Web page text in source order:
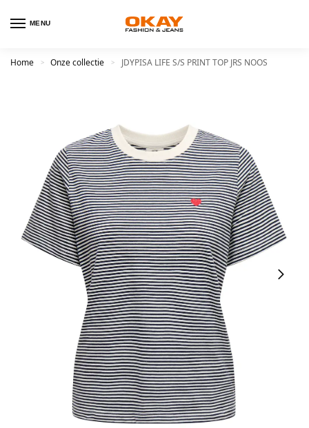
MENU
Home > Onze collectie > JDYPISA LIFE S/S PRINT TOP JRS NOOS